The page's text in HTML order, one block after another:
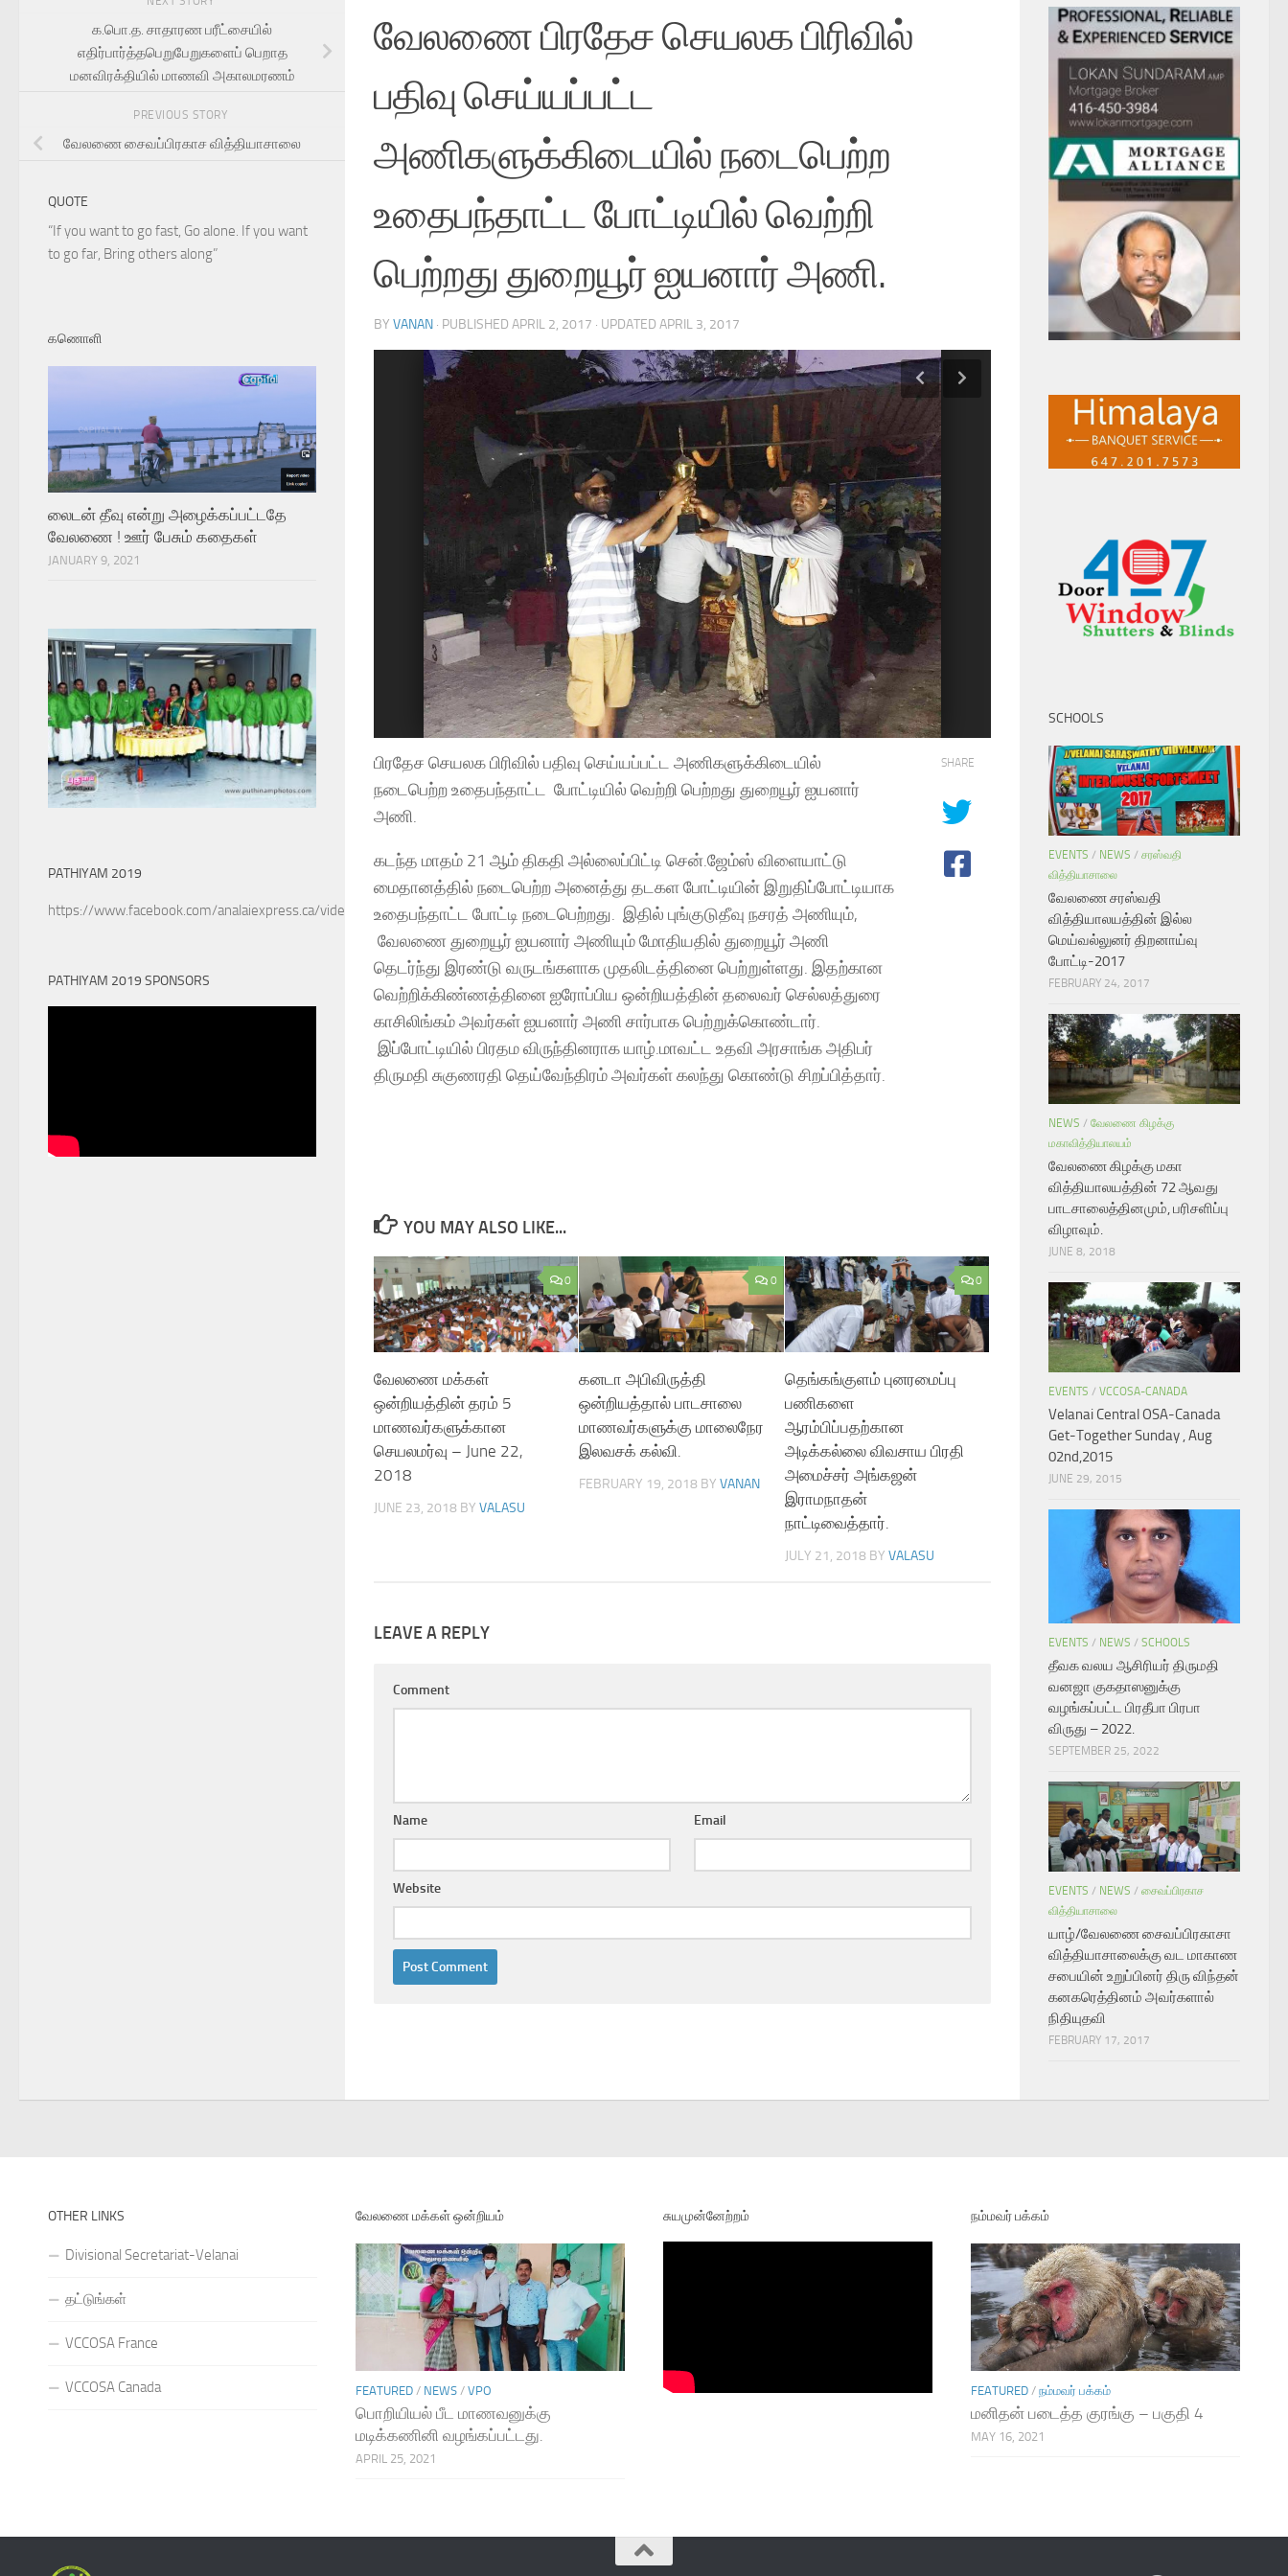
வேலணை பிரதேச செயலக பிரிவில்
பதிவு செய்யப்பட்ட
அணிகளுக்கிடையில் நடைபெற்ற
உதைபந்தாட்ட போட்டியில் வெற்றி
பெற்றது துறையூர் ஐயனார் அணி.
BY VANAN · PUBLISHED APRIL 2, 2017 · UPDATED APRIL 3, 2017
1 2
பிரதேச செயலக பிரிவில் பதிவு செய்யப்பட்ட அணிகளுக்கிடையில்
நடைபெற்ற உதைபந்தாட்ட போட்டியில் வெற்றி பெற்றது துறையூர் ஐயனார்
அணி.
கடந்த மாதம் 21 ஆம் திகதி அல்லைப்பிட்டி சென்.ஜேம்ஸ் விளையாட்டு
மைதானத்தில் நடைபெற்ற அனைத்து தடகள போட்டியின் இறுதிப்போட்டியாக
உதைபந்தாட்ட போட்டி நடைபெற்றது. இதில் புங்குடுதீவு நசரத் அணியும்,
வேலணை துறையூர் ஐயனார் அணியும் மோதியதில் துறையூர் அணி
தெடர்ந்து இரண்டு வருடங்களாக முதலிடத்தினை பெற்றுள்ளது. இதற்கான
வெற்றிக்கிண்ணத்தினை ஐரோப்பிய ஒன்றியத்தின் தலைவர் செல்லத்துரை
காசிலிங்கம் அவர்கள் ஐயனார் அணி சார்பாக பெற்றுக்கொண்டார்.
இப்போட்டியில் பிரதம விருந்தினராக யாழ்.மாவட்ட உதவி அரசாங்க அதிபர்
திருமதி சுகுணரதி தெய்வேந்திரம் அவர்கள் கலந்து கொண்டு சிறப்பித்தார்.
SHARE
YOU MAY ALSO LIKE...
0
வேலணை மக்கள்
ஒன்றியத்தின் தரம் 5
மாணவர்களுக்கான
செயலமர்வு – June 22,
2018
JUNE 23, 2018 BY VALASU
0
கனடா அபிவிருத்தி
ஒன்றியத்தால் பாடசாலை
மாணவர்களுக்கு மாலைநேர
இலவசக் கல்வி.
FEBRUARY 19, 2018 BYVANAN
0
தெங்கங்குளம் புனரமைப்பு
பணிகளை
ஆரம்பிப்பதற்கான
அடிக்கல்லை விவசாய பிரதி
அமைச்சர் அங்கஜன்
இராமநாதன்
நாட்டிவைத்தார்.
JULY 21, 2018 BY VALASU
LEAVE A REPLY
Comment
Name Email
Website
க.பொ.த. சாதாரண பரீட்சையில்
எதிர்பார்த்தபெறுபேறுகளைப் பெறாத
மனவிரக்தியில் மாணவி அகாலமரணம்
PREVIOUS STORY
வேலணை சைவப்பிரகாச வித்தியாசாலை
QUOTE
“If you want to go fast, Go alone. If you want
to go far, Bring others along”
கணொளி
லைடன் தீவு என்று அழைக்கப்பட்டதே
வேலணை ! ஊர் பேசும் கதைகள்
JANUARY 9, 2021
PATHIYAM 2019
https://www.facebook.com/analaiexpress.ca/videos/602289010528954/
PATHIYAM 2019 SPONSORS
SCHOOLS
EVENTS / NEWS / சரஸ்வதி
வித்தியாசாலை
வேலணை சரஸ்வதி
வித்தியாலயத்தின் இல்ல
மெய்வல்லுனர் திறனாய்வு
போட்டி-2017
FEBRUARY 24, 2017
NEWS / வேலணை கிழக்கு
மகாவித்தியாலயம்
வேலணை கிழக்கு மகா
வித்தியாலயத்தின் 72 ஆவது
பாடசாலைத்தினமும், பரிசளிப்பு
விழாவும்.
JUNE 8, 2018
EVENTS / VCCOSA-CANADA
Velanai Central OSA-Canada
Get-Together Sunday , Aug
02nd,2015
JUNE 29, 2015
EVENTS / NEWS / SCHOOLS
தீவக வலய ஆசிரியர் திருமதி
வனஜா குகதாஸனுக்கு
வழங்கப்பட்ட பிரதீபா பிரபா
விருது – 2022.
SEPTEMBER 25, 2022
EVENTS / NEWS / சைவப்பிரகாச
வித்தியாசாலை
யாழ்/வேலணை சைவப்பிரகாசா
வித்தியாசாலைக்கு வட மாகாண
சபையின் உறுப்பினர் திரு விந்தன்
கனகரெத்தினம் அவர்களால்
நிதியுதவி
FEBRUARY 17, 2017
OTHER LINKS
Divisional Secretariat-Velanai
தட்டுங்கள்
VCCOSA France
VCCOSA Canada
வேலணை மக்கள் ஒன்றியம்
FEATURED/ NEWS/ VPO
பொறியியல் பீட மாணவனுக்கு
மடிக்கணினி வழங்கப்பட்டது.
APRIL 25, 2021
சுயமுன்னேற்றம் நம்மவர் பக்கம்
FEATURED/ நம்மவர் பக்கம்
மனிதன் படைத்த குரங்கு – பகுதி 4
MAY 16, 2021